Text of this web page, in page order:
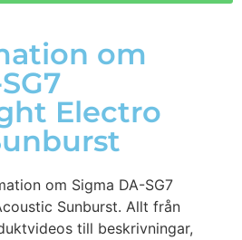
om
Electro
om Sigma DA-SG7
Sunburst. Allt från
till beskrivningar,